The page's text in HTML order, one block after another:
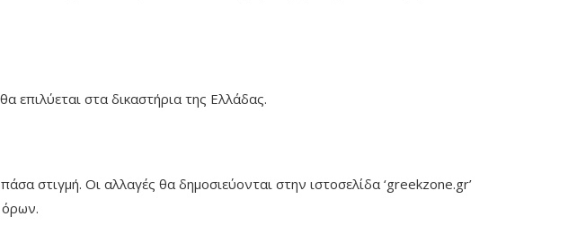
επιλύεται στα δικαστήρια της Ελλάδας.
στιγμή. Οι αλλαγές θα δημοσιεύονται στην ιστοσελίδα ‘greekzone.gr’
όρων.